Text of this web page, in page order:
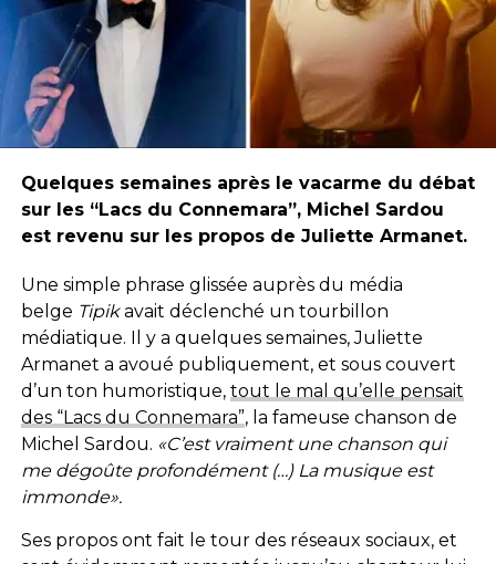
Quelques semaines après le vacarme du débat
sur les “Lacs du Connemara”, Michel Sardou
est revenu sur les propos de Juliette Armanet.
Une simple phrase glissée auprès du média
belge Tipikavait déclenché un tourbillon
médiatique. Il y a quelques semaines, Juliette
Armanet a avoué publiquement, et sous couvert
d’un ton humoristique, tout le mal qu’elle pensait
des “Lacs du Connemara”, la fameuse chanson de
Michel Sardou. «C’est vraiment une chanson qui
me dégoûte profondément (…) La musique est
immonde».
Ses propos ont fait le tour des réseaux sociaux, et